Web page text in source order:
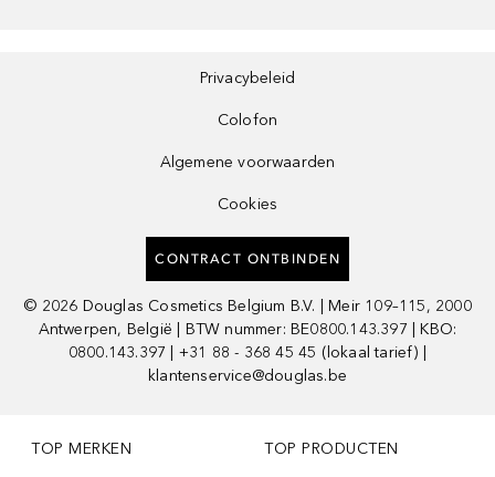
Privacybeleid
Colofon
Algemene voorwaarden
Cookies
CONTRACT ONTBINDEN
© 2026 Douglas Cosmetics Belgium B.V. | Meir 109–115, 2000
Antwerpen, België | BTW nummer: BE0800.143.397 | KBO:
0800.143.397 | +31 88 - 368 45 45 (lokaal tarief) |
klantenservice@douglas.be
TOP MERKEN TOP PRODUCTEN